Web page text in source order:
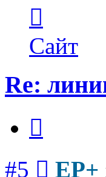
пользователя
EP+
Сайт
Re:
#5 EP+